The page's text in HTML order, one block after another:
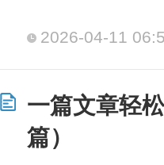
2026-04-11
一篇文章轻
篇）